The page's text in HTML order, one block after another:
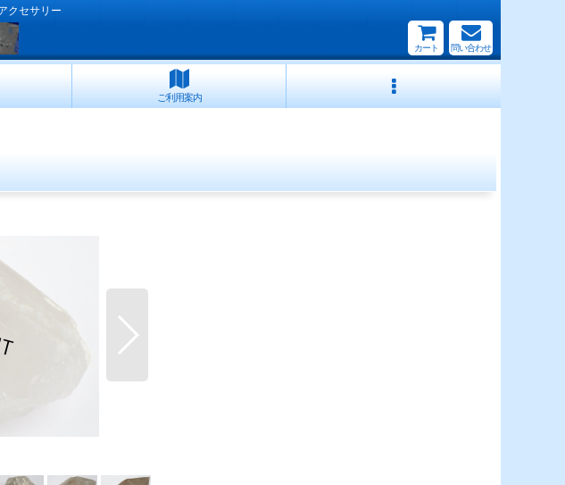
クセサリー
カート 問い合わせ
ご利用案内